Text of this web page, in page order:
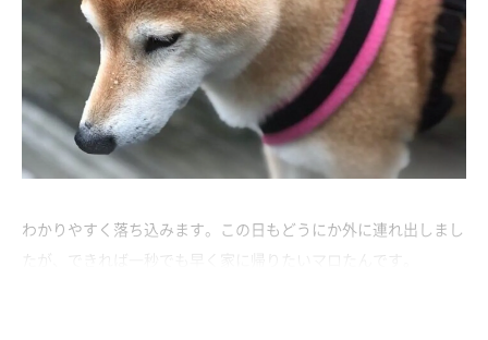
わかりやすく落ち込みます。この日もどうにか外に連れ出しまし
たが、できれば一秒でも早く家に帰りたいマロたんです。